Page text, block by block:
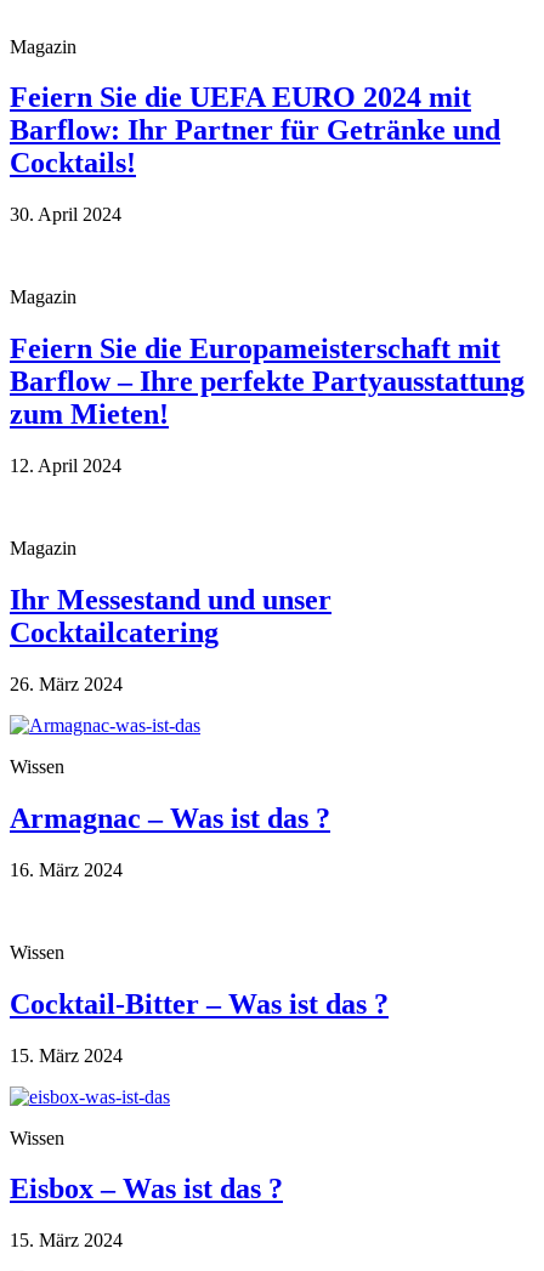
Magazin
Feiern Sie die UEFA EURO 2024 mit
Barflow: Ihr Partner für Getränke und
Cocktails!
30. April 2024
Magazin
Feiern Sie die Europameisterschaft mit
Barflow – Ihre perfekte Partyausstattung
zum Mieten!
12. April 2024
Magazin
Ihr Messestand und unser
Cocktailcatering
26. März 2024
Wissen
Armagnac – Was ist das ?
16. März 2024
Wissen
Cocktail-Bitter – Was ist das ?
15. März 2024
Wissen
Eisbox – Was ist das ?
15. März 2024